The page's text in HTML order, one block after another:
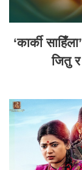
‘कार्की
जितु र